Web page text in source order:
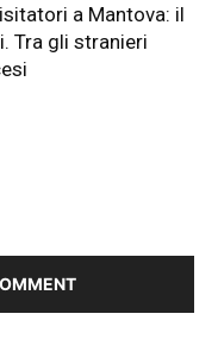
a Mantova: il
Tra gli stranieri